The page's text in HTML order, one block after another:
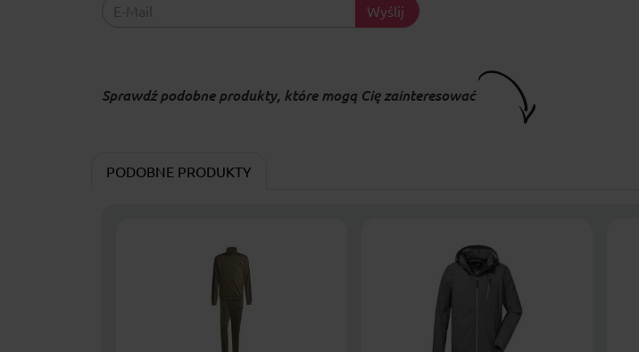
Wyślij
Sprawdź podobne produkty, które mogą Cię zainteresować
PODOBNE PRODUKTY